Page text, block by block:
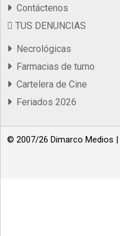
Contáctenos
TUS DENUNCIAS
Necrológicas
Farmacias de turno
Cartelera de Cine
Feriados 2026
© 2007/26 Dimarco Medios |